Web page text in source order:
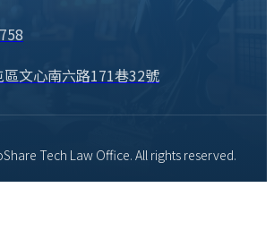
文心南六路171巷32號
Tech Law Office. All rights reserved.